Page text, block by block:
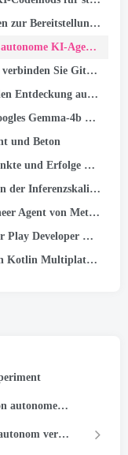
man sie jeweils verwendet)
im Anzeigenranking von Meta
einer Eingabeaufforderung (Teil…
auf Facebook Reels
ADK und zwei A40-GPUs
und Beton
der Aktivitäten
LLM-Skalierungsmodellen für Anzeigen
KI-Infrastruktur optimiert
Reporting API
Multiplatform
Wir stellen REA vor: Eine neue Art von autonomem Agenten
Wie REA mehrtägige ML-Workflows autonom verwaltet